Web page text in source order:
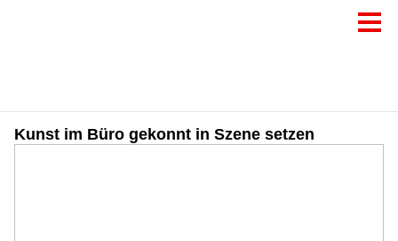
Kunst im Büro gekonnt in Szene setzen